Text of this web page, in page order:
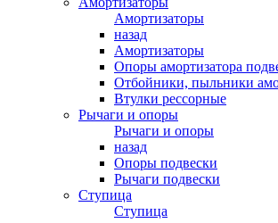
Амортизаторы
назад
Амортизаторы
Опоры амортизатора
Отбойники, пыльники
Втулки рессорные
Рычаги и опоры
Рычаги и опоры
назад
Опоры подвески
Рычаги подвески
Ступица
Ступица